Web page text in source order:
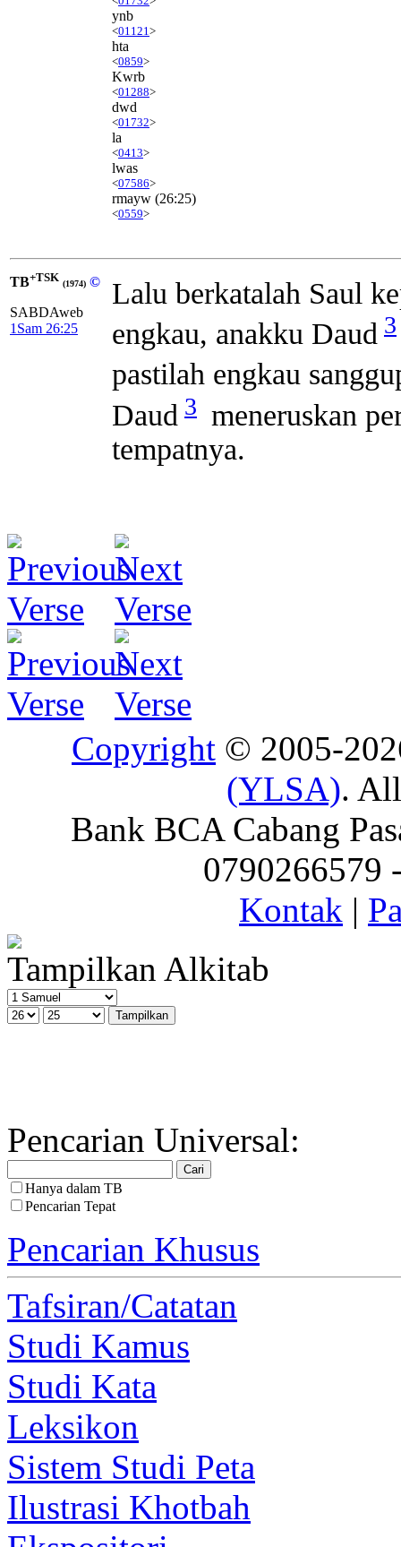
ynb
<01121 >
hta
<0859>
Kwrb
<01288>
dwd
<01732>
la
<0413>
lwas
<07586>
rmayw (26:25)
<0559>
TB+TSK (1974) ©
SABDAweb
1Sam 26:25
Lalu berkatalah Saul
engkau, anakku Daud 3
pastilah engkau
Daud 3 meneruskan
tempatnya.
Copyright © 2005-
(YLSA).
Bank BCA Cabang
0790266579
Kontak |
Tampilkan Alkitab
Pencarian Universal:
Hanya dalam TB
Pencarian Tepat
Pencarian Khusus
Tafsiran/Catatan
Studi Kamus
Studi Kata
Leksikon
Sistem Studi Peta
Ilustrasi Khotbah